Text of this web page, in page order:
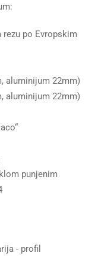
po Evropskim
aluminijum 22mm)
aluminijum 22mm)
punjenim
- profil